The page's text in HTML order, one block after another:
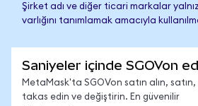
Şirket adı ve diğer ticari markalar
varlığını tanımlamak amacıyla
Saniyeler içinde SGOVon
MetaMask'ta SGOVon satın alın, satın,
takas edin ve değiştirin. En güvenilir